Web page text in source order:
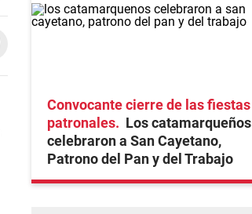
Convocante cierre de las fiestas
patronales
Los catamarqueños
celebraron a San Cayetano,
Patrono del Pan y del Trabajo